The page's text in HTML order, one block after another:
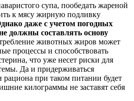
супа, пообедать жареной
к мясу жирную подливку
даже с учетом погодных
должны составлять основу
животных жиров может
процессы и способствовать
что уже несет риски для
Да и придерживаться
рациона при таком питании будет
килограммы не заставят себя